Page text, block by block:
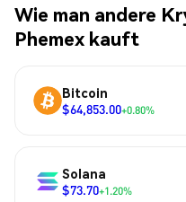
Wie man andere
Phemex kauft
Bitcoin
$64,853.00+0.80%
Solana
$73.70+1.20%